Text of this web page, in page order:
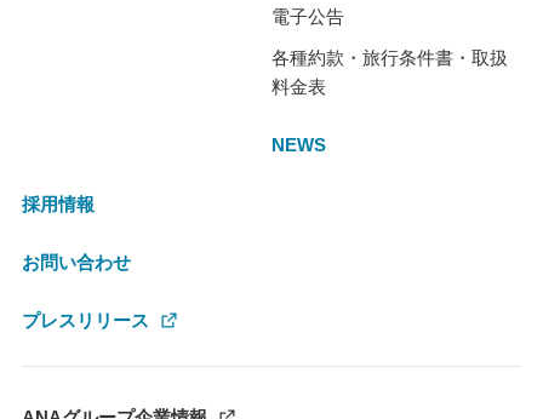
電子公告
各種約款・旅行条件書・取扱
料金表
NEWS
採用情報
お問い合わせ
プレスリリース